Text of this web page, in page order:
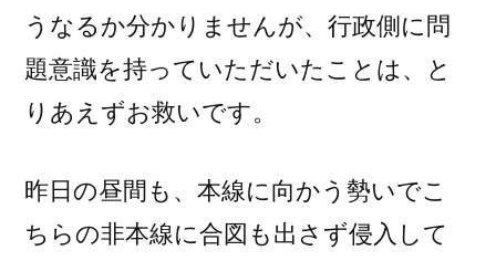
うなるか分かりませんが、行政側に問
題意識を持っていただいたことは、と
りあえずお救いです。
昨日の昼間も、本線に向かう勢いでこ
ちらの非本線に合図も出さず侵入して